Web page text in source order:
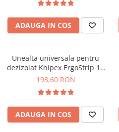
ADAUGA IN COS
Unealta universala pentru
dezizolat Knipex ErgoStrip 16
95 01 SB
193,60 RON
ADAUGA IN COS